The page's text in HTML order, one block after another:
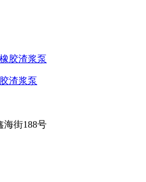
渣浆泵
海街188号